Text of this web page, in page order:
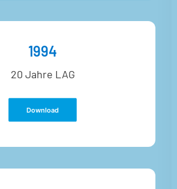
1994
20 Jahre LAG
Download